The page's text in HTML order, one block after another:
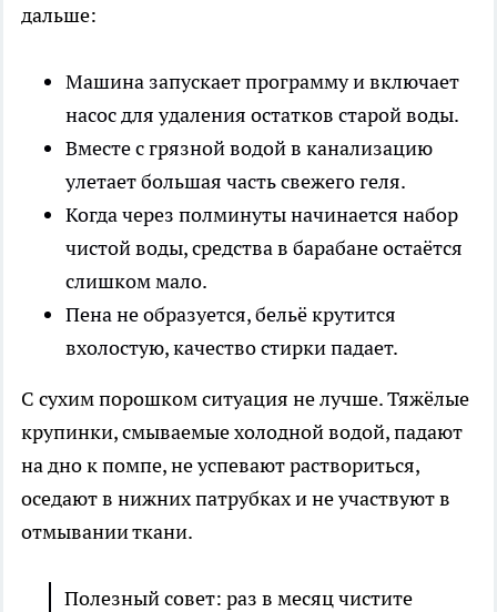
дальше:
Машина запускает программу и включает
насос для удаления остатков старой воды.
Вместе с грязной водой в канализацию
улетает большая часть свежего геля.
Когда через полминуты начинается набор
чистой воды, средства в барабане остаётся
слишком мало.
Пена не образуется, бельё крутится
вхолостую, качество стирки падает.
С сухим порошком ситуация не лучше. Тяжёлые
крупинки, смываемые холодной водой, падают
на дно к помпе, не успевают раствориться,
оседают в нижних патрубках и не участвуют в
отмывании ткани.
Полезный совет: раз в месяц чистите